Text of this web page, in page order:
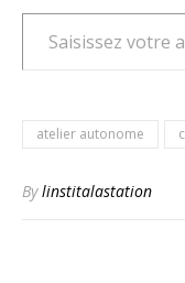
Saisissez votre
atelier autonome
Bylinstitalastation